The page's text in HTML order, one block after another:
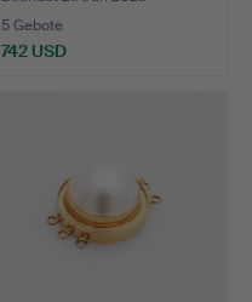
5 Gebote
742 USD